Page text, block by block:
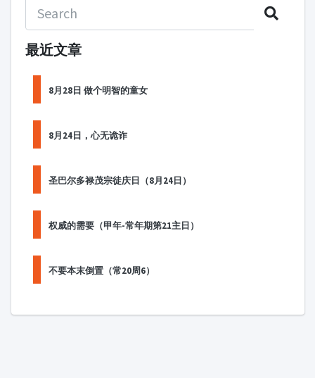
最近文章
8月28日 做个明智的童女
8月24日，心无诡诈
圣巴尔多禄茂宗徒庆日（8月24日）
权威的需要（甲年-常年期第21主日）
不要本末倒置（常20周6）